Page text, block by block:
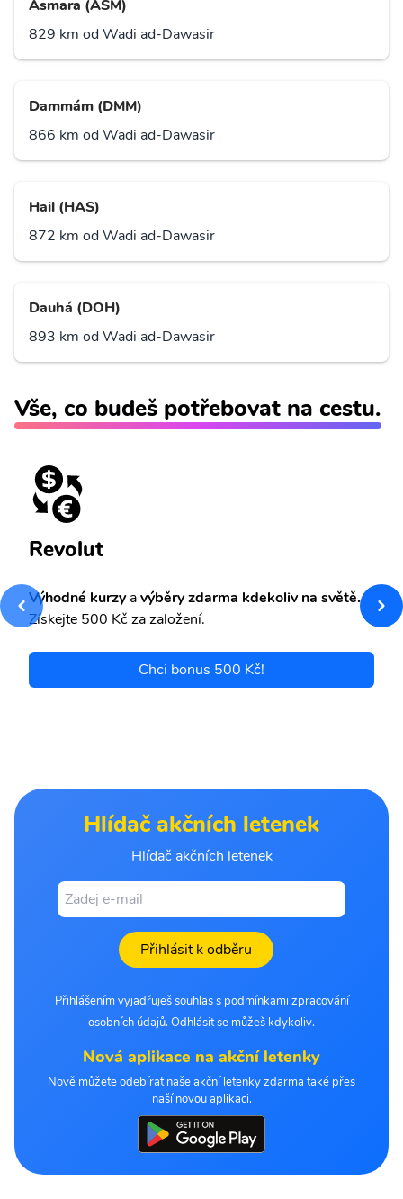
Asmara (ASM)
829 km od Wadi ad-Dawasir
Dammám (DMM)
866 km od Wadi ad-Dawasir
Hail (HAS)
872 km od Wadi ad-Dawasir
Dauhá (DOH)
893 km od Wadi ad-Dawasir
Vše, co budeš potřebovat na cestu.
Revolut
Výhodné kurzyavýběry zdarma kdekoliv na světě.
Získejte 500 Kč za založení.
Chci bonus 500 Kč!
Hlídač akčních letenek
Hlídač akčních letenek
Přihlásit k odběru
Přihlášením vyjadřuješ souhlas s podmínkami zpracování
osobních údajů. Odhlásit se můžeš kdykoliv.
Nová aplikace na akční letenky
Nově můžete odebírat naše akční letenky zdarma také přes
naší novou aplikaci.